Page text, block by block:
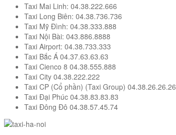
Taxi Mai Linh: 04.38.222.666
Taxi Long Biên: 04.38.736.736
Taxi Mỹ Đình: 04.38.333.888
Taxi Nội Bài: 043.886.8888
Taxi Airport: 04.38.733.333
Taxi Bắc Á 04.37.63.63.63
Taxi Cienco 8 04.38.555.888
Taxi City 04.38.222.222
Taxi CP (Cổ phần) (Taxi Group) 04.38.26.26.26
Taxi Đại Phúc 04.38.83.83.83
Taxi Đông Đô 04.38.57.45.74